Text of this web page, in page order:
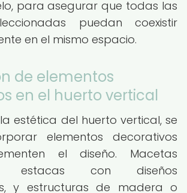
para asegurar que todas las
puedan coexistir
en el mismo espacio.
de elementos
en el huerto vertical
estética del huerto vertical, se
elementos decorativos
el diseño. Macetas
estacas con diseños
y estructuras de madera o